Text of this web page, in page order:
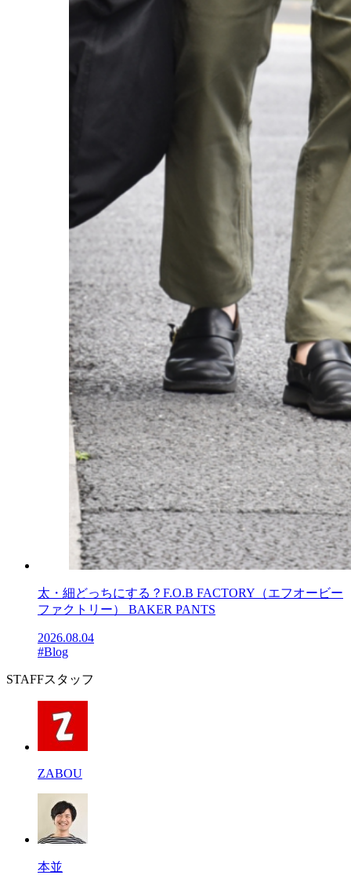
太・細どっちにする？F.O.B FACTORY（エフオービー
ファクトリー） BAKER PANTS
2026.08.04
#Blog
STAFFスタッフ
ZABOU
本並